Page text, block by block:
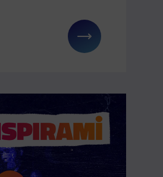
laureato nel Metaverso
ad avere maggiori dettagli su: